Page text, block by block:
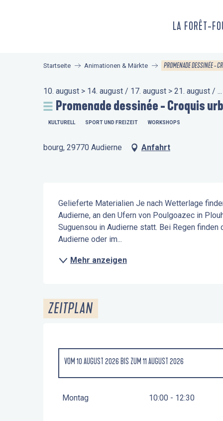
LA FORÊT-
Startseite Animationen & Märkte PROMENADE DESSINÉE -
10. august > 14. august / 17. august > 21. august / ...
Promenade dessinée - Croquis
KULTURELL SPORT UND FREIZEIT WORKSHOPS
bourg, 29770 Audierne Anfahrt
Beschreibung
Gelieferte Materialien Je nach Wetterlage
Audierne, an den Ufern von Poulgoazec in
Suguensou in Audierne statt. Bei Regen
Audierne oder im...
Mehr anzeigen
ZEITPLAN
VOM 10 AUGUST 2026 BIS ZUM 11 AUGUST 2026
Montag 10:00 - 12:30